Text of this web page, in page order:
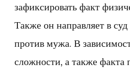
зафиксировать факт
Также он направляет в суд
против мужа. В
сложности, а также факта